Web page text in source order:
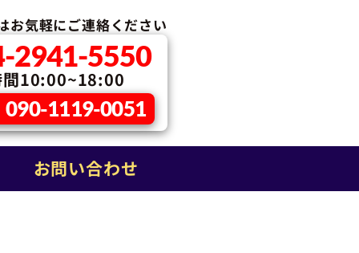
お気軽にご連絡ください
2941-5550
間10:00~18:00
090-1119-0051
お問い合わせ